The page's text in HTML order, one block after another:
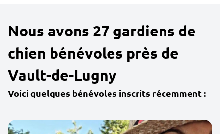
Nous avons 27 gardiens de
chien bénévoles près de
Vault-de-Lugny
Voici quelques bénévoles inscrits récemment :